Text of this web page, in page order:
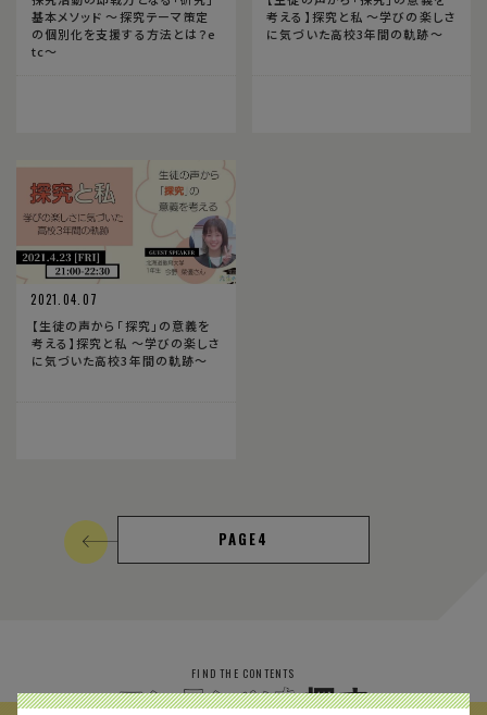
基本メソッド 〜探究テーマ策定
の個別化を支援する方法とは？e
tc〜
考える】探究と私 〜学びの楽しさ
に気づいた高校3年間の軌跡〜
2021.04.07
【生徒の声から「探究」の意義を
考える】探究と私 〜学びの楽しさ
に気づいた高校3年間の軌跡〜
4
FIND THE CONTENTS